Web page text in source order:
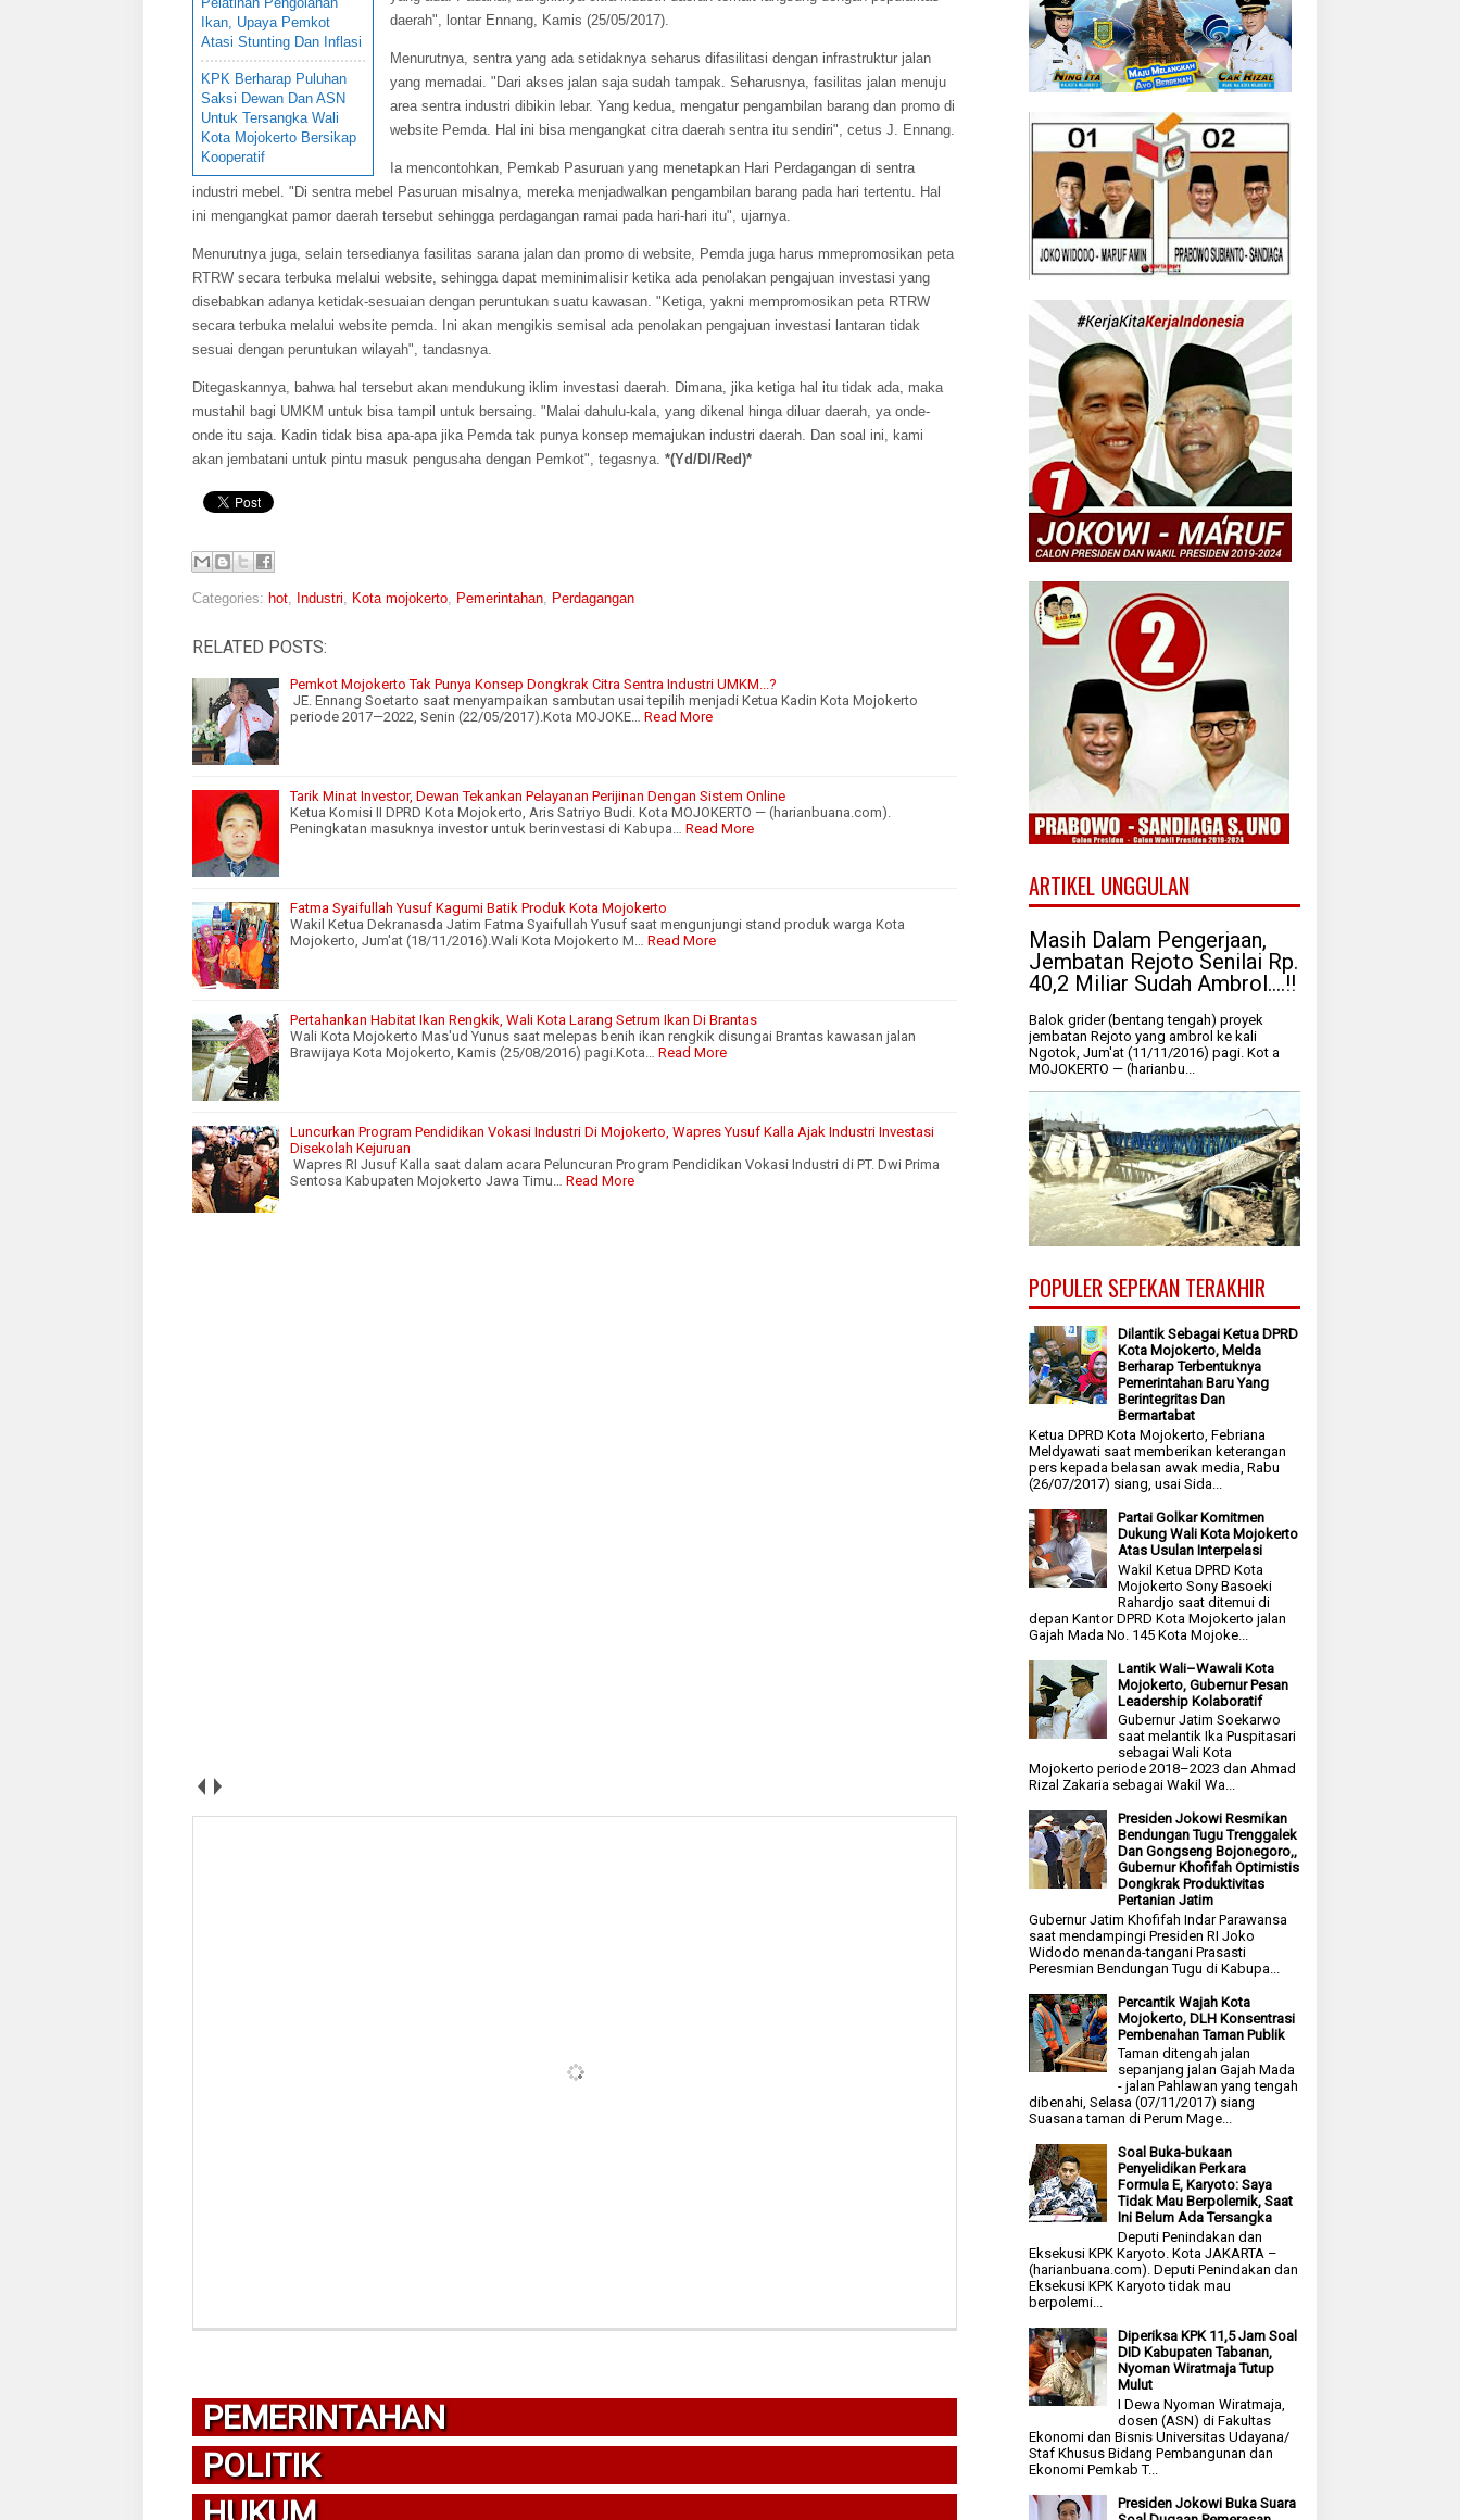
Ikan, Upaya Pemkot
Atasi Stunting Dan Inflasi
KPK Berharap Puluhan
Saksi Dewan Dan ASN
Untuk Tersangka Wali
Kota Mojokerto Bersikap
Kooperatif
daerah", lontar Ennang, Kamis (25/05/2017).
Menurutnya, sentra yang ada setidaknya seharus difasilitasi dengan infrastruktur jalan
yang memadai. "Dari akses jalan saja sudah tampak. Seharusnya, fasilitas jalan menuju
area sentra industri dibikin lebar. Yang kedua, mengatur pengambilan barang dan promo di
website Pemda. Hal ini bisa mengangkat citra daerah sentra itu sendiri", cetus J. Ennang.
Ia mencontohkan, Pemkab Pasuruan yang menetapkan Hari Perdagangan di sentra
industri mebel. "Di sentra mebel Pasuruan misalnya, mereka menjadwalkan pengambilan barang pada hari tertentu. Hal
ini mengangkat pamor daerah tersebut sehingga perdagangan ramai pada hari-hari itu", ujarnya.
Menurutnya juga, selain tersedianya fasilitas sarana jalan dan promo di website, Pemda juga harus mmepromosikan peta
RTRW secara terbuka melalui website, sehingga dapat meminimalisir ketika ada penolakan pengajuan investasi yang
disebabkan adanya ketidak-sesuaian dengan peruntukan suatu kawasan. "Ketiga, yakni mempromosikan peta RTRW
secara terbuka melalui website pemda. Ini akan mengikis semisal ada penolakan pengajuan investasi lantaran tidak
sesuai dengan peruntukan wilayah", tandasnya.
Ditegaskannya, bahwa hal tersebut akan mendukung iklim investasi daerah. Dimana, jika ketiga hal itu tidak ada, maka
mustahil bagi UMKM untuk bisa tampil untuk bersaing. "Malai dahulu-kala, yang dikenal hinga diluar daerah, ya onde-
onde itu saja. Kadin tidak bisa apa-apa jika Pemda tak punya konsep memajukan industri daerah. Dan soal ini, kami
akan jembatani untuk pintu masuk pengusaha dengan Pemkot", tegasnya. *(Yd/DI/Red)*
Categories: hot, Industri, Kota mojokerto, Pemerintahan, Perdagangan
RELATED POSTS:
Pemkot Mojokerto Tak Punya Konsep Dongkrak Citra Sentra Industri UMKM...?
JE. Ennang Soetarto saat menyampaikan sambutan usai tepilih menjadi Ketua Kadin Kota Mojokerto
periode 2017—2022, Senin (22/05/2017).Kota MOJOKE… Read More
Tarik Minat Investor, Dewan Tekankan Pelayanan Perijinan Dengan Sistem Online
Ketua Komisi II DPRD Kota Mojokerto, Aris Satriyo Budi. Kota MOJOKERTO — (harianbuana.com).
Peningkatan masuknya investor untuk berinvestasi di Kabupa… Read More
Fatma Syaifullah Yusuf Kagumi Batik Produk Kota Mojokerto
Wakil Ketua Dekranasda Jatim Fatma Syaifullah Yusuf saat mengunjungi stand produk warga Kota
Mojokerto, Jum'at (18/11/2016).Wali Kota Mojokerto M… Read More
Pertahankan Habitat Ikan Rengkik, Wali Kota Larang Setrum Ikan Di Brantas
Wali Kota Mojokerto Mas'ud Yunus saat melepas benih ikan rengkik disungai Brantas kawasan jalan
Brawijaya Kota Mojokerto, Kamis (25/08/2016) pagi.Kota… Read More
Luncurkan Program Pendidikan Vokasi Industri Di Mojokerto, Wapres Yusuf Kalla Ajak Industri Investasi
Disekolah Kejuruan
Wapres RI Jusuf Kalla saat dalam acara Peluncuran Program Pendidikan Vokasi Industri di PT. Dwi Prima
Sentosa Kabupaten Mojokerto Jawa Timu… Read More
PEMERINTAHAN
POLITIK
ARTIKEL UNGGULAN
Masih Dalam Pengerjaan,
Jembatan Rejoto Senilai Rp.
40,2 Miliar Sudah Ambrol....!!
Balok grider (bentang tengah) proyek
jembatan Rejoto yang ambrol ke kali
Ngotok, Jum'at (11/11/2016) pagi. Kot a
MOJOKERTO — (harianbu...
POPULER SEPEKAN TERAKHIR
Dilantik Sebagai Ketua DPRD
Kota Mojokerto, Melda
Berharap Terbentuknya
Pemerintahan Baru Yang
Berintegritas Dan
Bermartabat
Ketua DPRD Kota Mojokerto, Febriana
Meldyawati saat memberikan keterangan
pers kepada belasan awak media, Rabu
(26/07/2017) siang, usai Sida...
Partai Golkar Komitmen
Dukung Wali Kota Mojokerto
Atas Usulan Interpelasi
Wakil Ketua DPRD Kota
Mojokerto Sony Basoeki
Rahardjo saat ditemui di
depan Kantor DPRD Kota Mojokerto jalan
Gajah Mada No. 145 Kota Mojoke...
Lantik Wali–Wawali Kota
Mojokerto, Gubernur Pesan
Leadership Kolaboratif
Gubernur Jatim Soekarwo
saat melantik Ika Puspitasari
sebagai Wali Kota
Mojokerto periode 2018–2023 dan Ahmad
Rizal Zakaria sebagai Wakil Wa...
Presiden Jokowi Resmikan
Bendungan Tugu Trenggalek
Dan Gongseng Bojonegoro,,
Gubernur Khofifah Optimistis
Dongkrak Produktivitas
Pertanian Jatim
Gubernur Jatim Khofifah Indar Parawansa
saat mendampingi Presiden RI Joko
Widodo menanda-tangani Prasasti
Peresmian Bendungan Tugu di Kabupa...
Percantik Wajah Kota
Mojokerto, DLH Konsentrasi
Pembenahan Taman Publik
Taman ditengah jalan
sepanjang jalan Gajah Mada
- jalan Pahlawan yang tengah
dibenahi, Selasa (07/11/2017) siang
Suasana taman di Perum Mage...
Soal Buka-bukaan
Penyelidikan Perkara
Formula E, Karyoto: Saya
Tidak Mau Berpolemik, Saat
Ini Belum Ada Tersangka
Deputi Penindakan dan
Eksekusi KPK Karyoto. Kota JAKARTA –
(harianbuana.com). Deputi Penindakan dan
Eksekusi KPK Karyoto tidak mau
berpolemi...
Diperiksa KPK 11,5 Jam Soal
DID Kabupaten Tabanan,
Nyoman Wiratmaja Tutup
Mulut
I Dewa Nyoman Wiratmaja,
dosen (ASN) di Fakultas
Ekonomi dan Bisnis Universitas Udayana/
Staf Khusus Bidang Pembangunan dan
Ekonomi Pemkab T...
Presiden Jokowi Buka Suara